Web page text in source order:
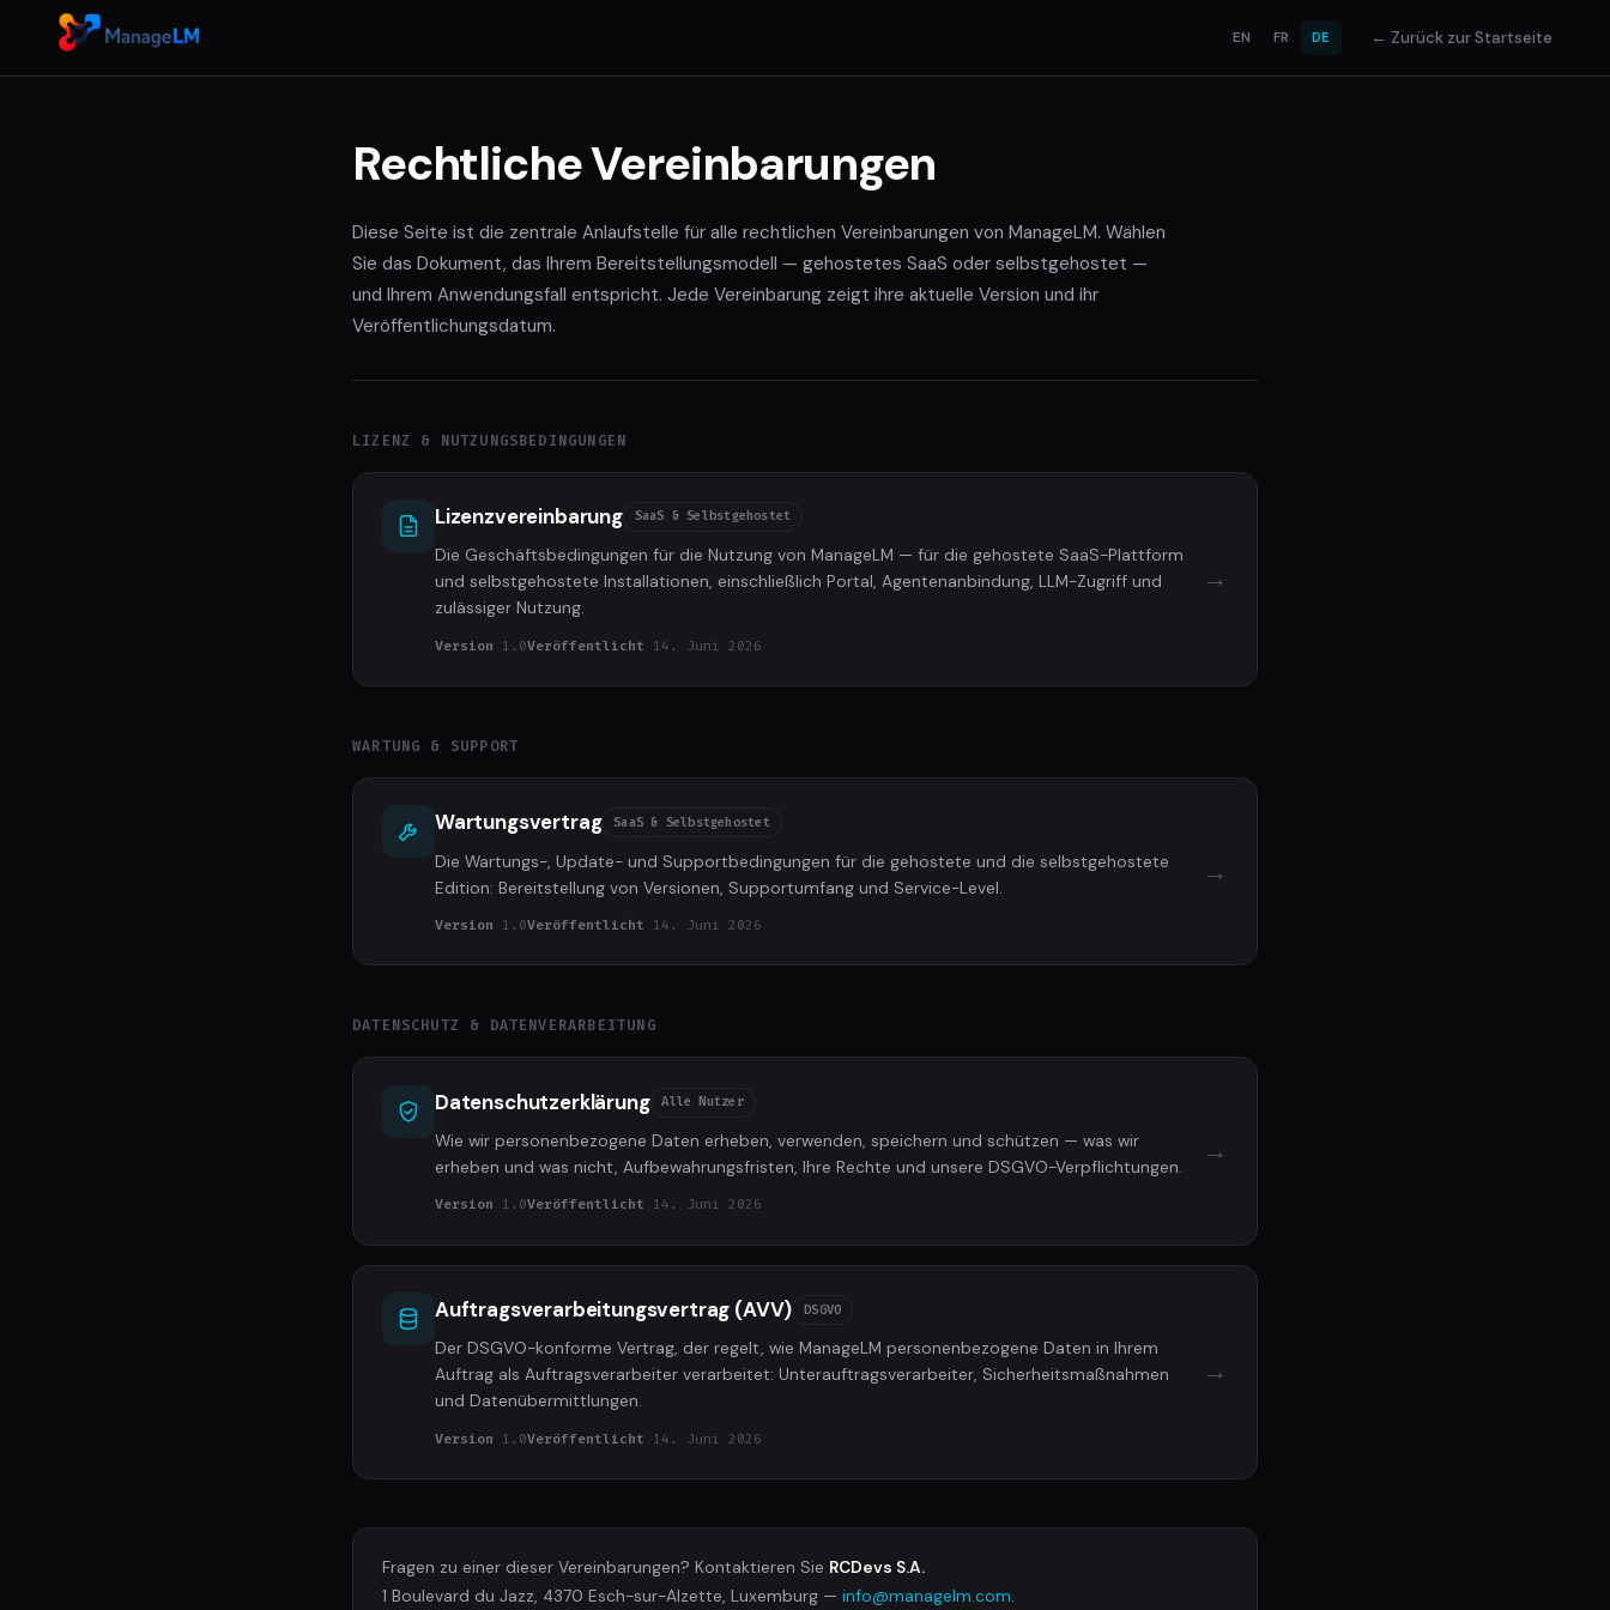
EN FR DE ← Zurück zur Startseite
Rechtliche Vereinbarungen
Diese Seite ist die zentrale Anlaufstelle für alle rechtlichen Vereinbarungen von ManageLM. Wählen
Sie das Dokument, das Ihrem Bereitstellungsmodell — gehostetes SaaS oder selbstgehostet —
und Ihrem Anwendungsfall entspricht. Jede Vereinbarung zeigt ihre aktuelle Version und ihr
Veröffentlichungsdatum.
LIZENZ & NUTZUNGSBEDINGUNGEN
Lizenzvereinbarung SaaS & Selbstgehostet
Die Geschäftsbedingungen für die Nutzung von ManageLM — für die gehostete SaaS-Plattform
und selbstgehostete Installationen, einschließlich Portal, Agentenanbindung, LLM-Zugriff und
zulässiger Nutzung.
Version 1.0Veröffentlicht 14. Juni 2026
→
WARTUNG & SUPPORT
Wartungsvertrag SaaS & Selbstgehostet
Die Wartungs-, Update- und Supportbedingungen für die gehostete und die selbstgehostete
Edition: Bereitstellung von Versionen, Supportumfang und Service-Level.
Version 1.0Veröffentlicht 14. Juni 2026
→
DATENSCHUTZ & DATENVERARBEITUNG
Datenschutzerklärung Alle Nutzer
Wie wir personenbezogene Daten erheben, verwenden, speichern und schützen — was wir
erheben und was nicht, Aufbewahrungsfristen, Ihre Rechte und unsere DSGVO-Verpflichtungen.
Version 1.0Veröffentlicht 14. Juni 2026
→
Auftragsverarbeitungsvertrag (AVV) DSGVO
Der DSGVO-konforme Vertrag, der regelt, wie ManageLM personenbezogene Daten in Ihrem
Auftrag als Auftragsverarbeiter verarbeitet: Unterauftragsverarbeiter, Sicherheitsmaßnahmen
und Datenübermittlungen.
Version 1.0Veröffentlicht 14. Juni 2026
→
Fragen zu einer dieser Vereinbarungen? Kontaktieren Sie RCDevs S.A.
1 Boulevard du Jazz, 4370 Esch-sur-Alzette, Luxemburg — info@managelm.com.